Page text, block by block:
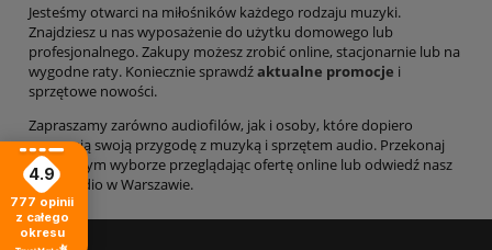
Jesteśmy otwarci na miłośników każdego rodzaju muzyki.
Znajdziesz u nas wyposażenie do użytku domowego lub
profesjonalnego. Zakupy możesz zrobić online, stacjonarnie lub na
wygodne raty. Koniecznie sprawdźaktualne promocje i
sprzętowe nowości.
Zapraszamy zarówno audiofilów, jak i osoby, które dopiero
zaczynają swoją przygodę z muzyką i sprzętem audio. Przekonaj
się o dużym wyborze przeglądając ofertę online lub odwiedź nasz
sklep audio w Warszawie.
4.9
777 opinii
z całego
okresu